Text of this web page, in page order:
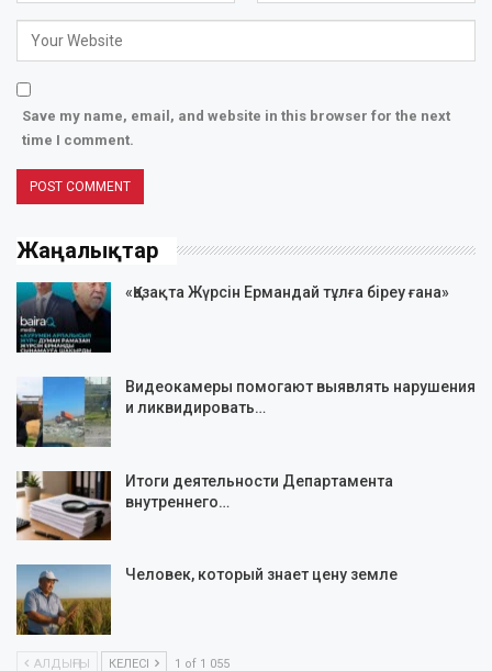
Save my name, email, and website in this browser for the next
time I comment.
Жаңалықтар
«Қазақта Жүрсін Ермандай тұлға біреу ғана»
Видеокамеры помогают выявлять нарушения
и ликвидировать…
Итоги деятельности Департамента
внутреннего…
Человек, который знает цену земле
АЛДЫҢҒЫ КЕЛЕСІ 1 of 1 055